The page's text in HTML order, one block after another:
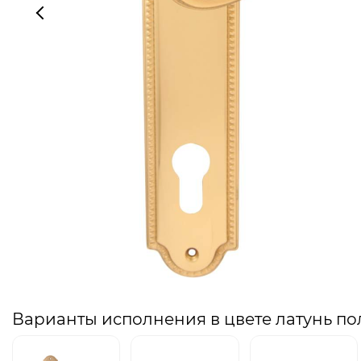
Варианты исполнения в цвете латунь